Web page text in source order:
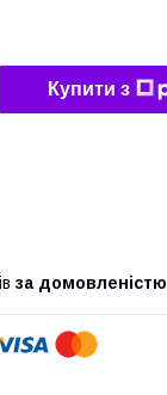
Купити з
за домовленістю